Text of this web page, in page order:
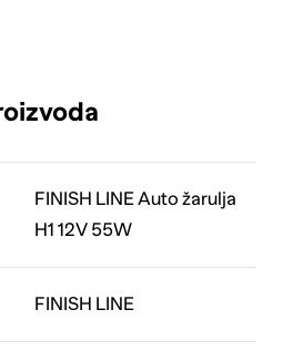
FINISH LINE Auto žarulja
H1 12V 55W
FINISH LINE